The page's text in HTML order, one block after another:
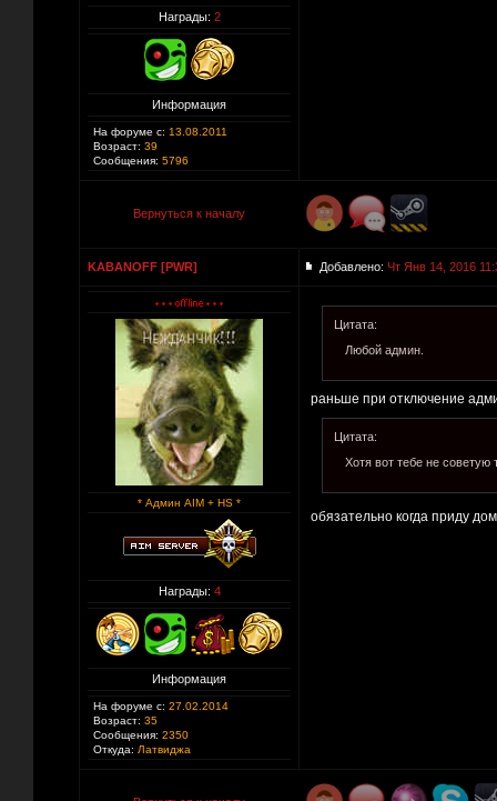
Награды: 2
Информация
На форуме с: 13.08.2011
Возраст: 39
Сообщения: 5796
Вернуться к началу
KABANOFF [PWR] Добавлено: Чт Янв 14, 2016
* Админ AIM + HS *
Награды: 4
Информация
На форуме с: 27.02.2014
Возраст: 35
Сообщения: 2350
Откуда: Латвиджа
Цитата:
Любой админ.
раньше при отключение
Цитата:
Хотя вот тебе не советую
обязательно когда приду